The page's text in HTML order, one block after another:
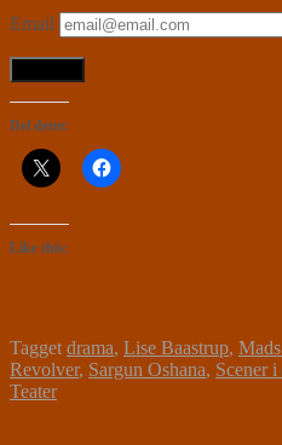
Email
Del dette:
Like this:
Tagget drama, Lise Baastrup,
Revolver, Sargun Oshana, Scener
Teater